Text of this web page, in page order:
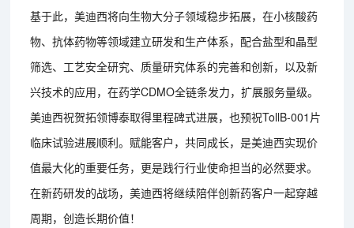
基于此，美迪西将向生物大分子领域稳步拓展，在小核酸药
物、抗体药物等领域建立研发和生产体系，配合盐型和晶型
筛选、工艺安全研究、质量研究体系的完善和创新，以及新
兴技术的应用，在药学CDMO全链条发力，扩展服务量级。
美迪西祝贺拓领博泰取得里程碑式进展，也预祝TollB-001片
临床试验进展顺利。赋能客户，共同成长，是美迪西实现价
值最大化的重要任务，更是践行行业使命担当的必然要求。
在新药研发的战场，美迪西将继续陪伴创新药客户一起穿越
周期，创造长期价值！